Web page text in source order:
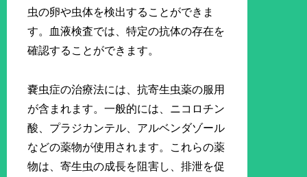
虫の卵や虫体を検出することができま
す。血液検査では、特定の抗体の存在を
確認することができます。
嚢虫症の治療法には、抗寄生虫薬の服用
が含まれます。一般的には、ニコロチン
酸、プラジカンテル、アルベンダゾール
などの薬物が使用されます。これらの薬
物は、寄生虫の成長を阻害し、排泄を促